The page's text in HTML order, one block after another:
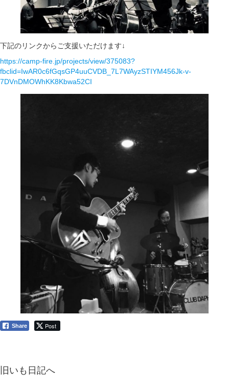
下記のリンクからご支援いただけます↓
https://camp-fire.jp/projects/view/375083?
fbclid=IwAR0c6fGqsGP4uuCVDB_7L7WAyzSTIYM456Jk-v-
7DVnDMOWhKK8Kbwa52CI
Share Post
旧いも日記へ